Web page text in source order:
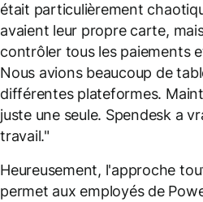
était particulièrement
avaient leur propre carte,
contrôler tous les paiements
Nous avions beaucoup de
différentes plateformes.
juste une seule. Spendesk a
travail."
Heureusement, l'approche
permet aux employés de